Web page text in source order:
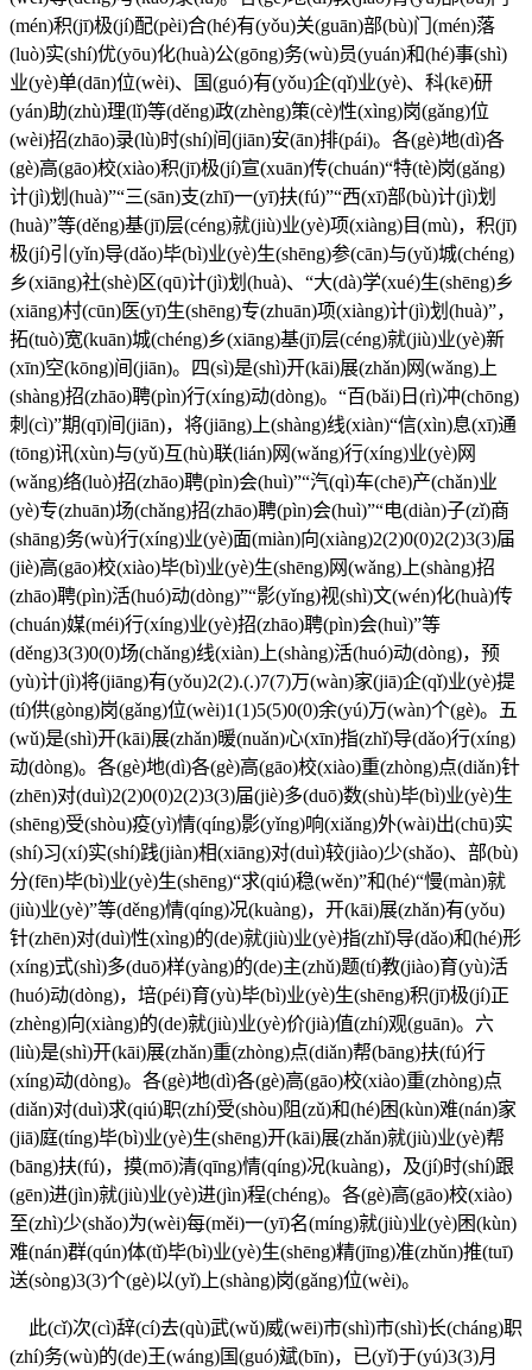
(mén)积(jī)极(jí)配(pèi)合(hé)有(yǒu)关(guān)部(bù)门(mén)落
(luò)实(shí)优(yōu)化(huà)公(gōng)务(wù)员(yuán)和(hé)事(shì)
业(yè)单(dān)位(wèi)、国(guó)有(yǒu)企(qǐ)业(yè)、科(kē)研
(yán)助(zhù)理(lǐ)等(děng)政(zhèng)策(cè)性(xìng)岗(gǎng)位
(wèi)招(zhāo)录(lù)时(shí)间(jiān)安(ān)排(pái)。各(gè)地(dì)各
(gè)高(gāo)校(xiào)积(jī)极(jí)宣(xuān)传(chuán)“特(tè)岗(gǎng)
计(jì)划(huà)”“三(sān)支(zhī)一(yī)扶(fú)”“西(xī)部(bù)计(jì)划
(huà)”等(děng)基(jī)层(céng)就(jiù)业(yè)项(xiàng)目(mù)，积(jī)
极(jí)引(yǐn)导(dǎo)毕(bì)业(yè)生(shēng)参(cān)与(yǔ)城(chéng)
乡(xiāng)社(shè)区(qū)计(jì)划(huà)、“大(dà)学(xué)生(shēng)乡
(xiāng)村(cūn)医(yī)生(shēng)专(zhuān)项(xiàng)计(jì)划(huà)”，
拓(tuò)宽(kuān)城(chéng)乡(xiāng)基(jī)层(céng)就(jiù)业(yè)新
(xīn)空(kōng)间(jiān)。四(sì)是(shì)开(kāi)展(zhǎn)网(wǎng)上
(shàng)招(zhāo)聘(pìn)行(xíng)动(dòng)。“百(bǎi)日(rì)冲(chōng)
刺(cì)”期(qī)间(jiān)，将(jiāng)上(shàng)线(xiàn)“信(xìn)息(xī)通
(tōng)讯(xùn)与(yǔ)互(hù)联(lián)网(wǎng)行(xíng)业(yè)网
(wǎng)络(luò)招(zhāo)聘(pìn)会(huì)”“汽(qì)车(chē)产(chǎn)业
(yè)专(zhuān)场(chǎng)招(zhāo)聘(pìn)会(huì)”“电(diàn)子(zǐ)商
(shāng)务(wù)行(xíng)业(yè)面(miàn)向(xiàng)2(2)0(0)2(2)3(3)届
(jiè)高(gāo)校(xiào)毕(bì)业(yè)生(shēng)网(wǎng)上(shàng)招
(zhāo)聘(pìn)活(huó)动(dòng)”“影(yǐng)视(shì)文(wén)化(huà)传
(chuán)媒(méi)行(xíng)业(yè)招(zhāo)聘(pìn)会(huì)”等
(děng)3(3)0(0)场(chǎng)线(xiàn)上(shàng)活(huó)动(dòng)，预
(yù)计(jì)将(jiāng)有(yǒu)2(2).(.)7(7)万(wàn)家(jiā)企(qǐ)业(yè)提
(tí)供(gòng)岗(gǎng)位(wèi)1(1)5(5)0(0)余(yú)万(wàn)个(gè)。五
(wǔ)是(shì)开(kāi)展(zhǎn)暖(nuǎn)心(xīn)指(zhǐ)导(dǎo)行(xíng)
动(dòng)。各(gè)地(dì)各(gè)高(gāo)校(xiào)重(zhòng)点(diǎn)针
(zhēn)对(duì)2(2)0(0)2(2)3(3)届(jiè)多(duō)数(shù)毕(bì)业(yè)生
(shēng)受(shòu)疫(yì)情(qíng)影(yǐng)响(xiǎng)外(wài)出(chū)实
(shí)习(xí)实(shí)践(jiàn)相(xiāng)对(duì)较(jiào)少(shǎo)、部(bù)
分(fēn)毕(bì)业(yè)生(shēng)“求(qiú)稳(wěn)”和(hé)“慢(màn)就
(jiù)业(yè)”等(děng)情(qíng)况(kuàng)，开(kāi)展(zhǎn)有(yǒu)
针(zhēn)对(duì)性(xìng)的(de)就(jiù)业(yè)指(zhǐ)导(dǎo)和(hé)形
(xíng)式(shì)多(duō)样(yàng)的(de)主(zhǔ)题(tí)教(jiào)育(yù)活
(huó)动(dòng)，培(péi)育(yù)毕(bì)业(yè)生(shēng)积(jī)极(jí)正
(zhèng)向(xiàng)的(de)就(jiù)业(yè)价(jià)值(zhí)观(guān)。六
(liù)是(shì)开(kāi)展(zhǎn)重(zhòng)点(diǎn)帮(bāng)扶(fú)行
(xíng)动(dòng)。各(gè)地(dì)各(gè)高(gāo)校(xiào)重(zhòng)点
(diǎn)对(duì)求(qiú)职(zhí)受(shòu)阻(zǔ)和(hé)困(kùn)难(nán)家
(jiā)庭(tíng)毕(bì)业(yè)生(shēng)开(kāi)展(zhǎn)就(jiù)业(yè)帮
(bāng)扶(fú)，摸(mō)清(qīng)情(qíng)况(kuàng)，及(jí)时(shí)跟
(gēn)进(jìn)就(jiù)业(yè)进(jìn)程(chéng)。各(gè)高(gāo)校(xiào)
至(zhì)少(shǎo)为(wèi)每(měi)一(yī)名(míng)就(jiù)业(yè)困(kùn)
难(nán)群(qún)体(tǐ)毕(bì)业(yè)生(shēng)精(jīng)准(zhǔn)推(tuī)
送(sòng)3(3)个(gè)以(yǐ)上(shàng)岗(gǎng)位(wèi)。
此(cǐ)次(cì)辞(cí)去(qù)武(wǔ)威(wēi)市(shì)市(shì)长(cháng)职
(zhí)务(wù)的(de)王(wáng)国(guó)斌(bīn)，已(yǐ)于(yú)3(3)月